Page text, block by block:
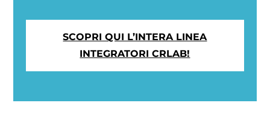
SCOPRI QUI L’INTERA LINEA
INTEGRATORI CRLAB!